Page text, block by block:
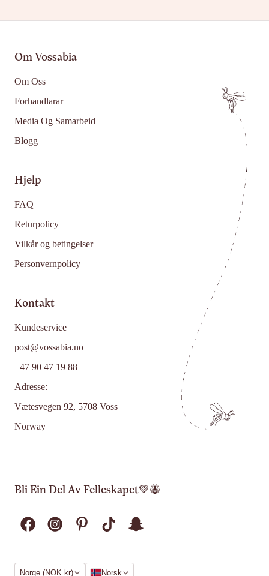
Om Vossabia
Om Oss
Forhandlarar
Media Og Samarbeid
Blogg
Hjelp
FAQ
Returpolicy
Vilkår og betingelser
Personvernpolicy
Kontakt
Kundeservice
post@vossabia.no
+47 90 47 19 88
Adresse:
Vætesvegen 92, 5708 Voss
Norway
Bli Ein Del Av Felleskapet💚🐝
Region
Norge (NOK kr) SpråkNorsk